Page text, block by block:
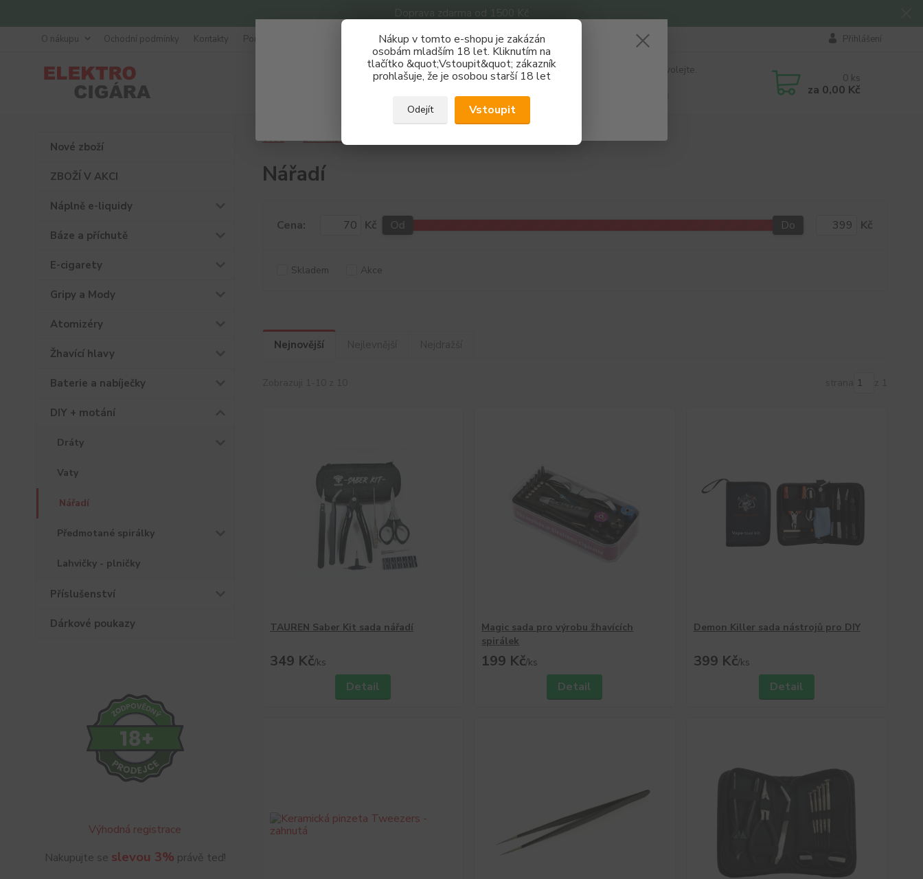
Doprava zdarma od 1500 Kč
Nákup v tomto e-shopu je zakázán
osobám mladším 18 let. Kliknutím na
tlačítko &quot;Vstoupit&quot; zákazník
prohlašuje, že je osobou starší 18 let
Odejít Vstoupit
O nákupu Ochodní podmínky Kontakty Poradna Přihlášení
Hledat
Nevíte si rady? Zavolejte.
0 ks
za 0,00 Kč
Nové zboží
ZBOŽÍ V AKCI
Náplně e-liquidy
Báze a příchutě
E-cigarety
Gripy a Mody
Atomizéry
Žhavící hlavy
Baterie a nabíječky
DIY + motání
Dráty
Vaty
Nářadí
Předmotané spirálky
Lahvičky - plničky
Příslušenství
Dárkové poukazy
Výhodná registrace
Nakupujte se slevou 3% právě teď!
Úvod DIY + motání
Nářadí
Cena: Kč Od Do Kč
Skladem Akce
Nejnovější
TAUREN Saber Kit sada nářadí
349 Kč/ks
Detail
Magic sada pro výrobu žhavících
spirálek
199 Kč/ks
Detail
Demon Killer sada nástrojů pro DIY
399 Kč/ks
Detail
Získej slevu 3%
Zaregistruj se a nakupuj se slevou právě teď!
REGISTRAČNÍ FORMULÁŘ
Zavřít